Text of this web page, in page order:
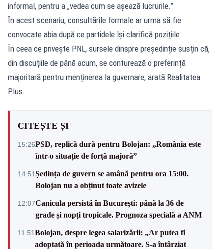
informal, pentru a „vedea cum se așează lucrurile.”
În acest scenariu, consultările formale ar urma să fie
convocate abia după ce partidele își clarifică pozițiile.
În ceea ce privește PNL, sursele dinspre președinție susțin că,
din discuțiile de până acum, se conturează o preferință
majoritară pentru menținerea la guvernare, arată Realitatea
Plus.
CITEȘTE ȘI
15:26PSD, replică dură pentru Bolojan: „România este
într-o situație de forță majoră”
14:51Ședința de guvern se amână pentru ora 15:00.
Bolojan nu a obținut toate avizele
12:07Canicula persistă în București: până la 36 de
grade și nopți tropicale. Prognoza specială a ANM
11:51Bolojan, despre legea salarizării: „Ar putea fi
adoptată în perioada următoare. S-a întârziat